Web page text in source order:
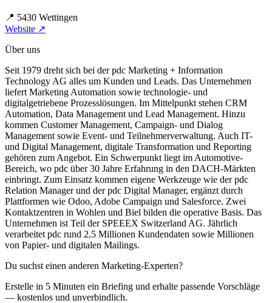
📍 5430 Wettingen
Website ↗
Über uns
Seit 1979 dreht sich bei der pdc Marketing + Information
Technology AG alles um Kunden und Leads. Das Unternehmen
liefert Marketing Automation sowie technologie- und
digitalgetriebene Prozesslösungen. Im Mittelpunkt stehen CRM
Automation, Data Management und Lead Management. Hinzu
kommen Customer Management, Campaign- und Dialog
Management sowie Event- und Teilnehmerverwaltung. Auch IT-
und Digital Management, digitale Transformation und Reporting
gehören zum Angebot. Ein Schwerpunkt liegt im Automotive-
Bereich, wo pdc über 30 Jahre Erfahrung in den DACH-Märkten
einbringt. Zum Einsatz kommen eigene Werkzeuge wie der pdc
Relation Manager und der pdc Digital Manager, ergänzt durch
Plattformen wie Odoo, Adobe Campaign und Salesforce. Zwei
Kontaktzentren in Wohlen und Biel bilden die operative Basis. Das
Unternehmen ist Teil der SPEEEX Switzerland AG. Jährlich
verarbeitet pdc rund 2,5 Millionen Kundendaten sowie Millionen
von Papier- und digitalen Mailings.
Du suchst einen anderen Marketing-Experten?
Erstelle in 5 Minuten ein Briefing und erhalte passende Vorschläge
— kostenlos und unverbindlich.